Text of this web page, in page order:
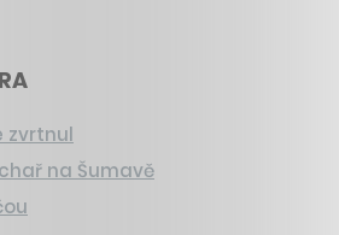
zvrtnul
na Šumavě